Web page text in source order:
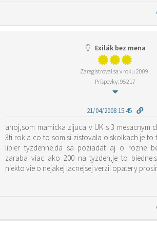
Exilák bez mena
Zaregistroval sa v roku 2009
Príspevky: 95217
21/04/2008 15:45
ahoj,som mamicka zijuca v UK s 3 mesacnym
3ti rok a co to som si zistovala o skolkach.je to
libier tyzdenne.da sa poziadat aj o rozne benefity,no ak manzel
zaraba viac ako 200 na tyzden,je to
niekto vie o nejakej lacnejsej verzii opatery